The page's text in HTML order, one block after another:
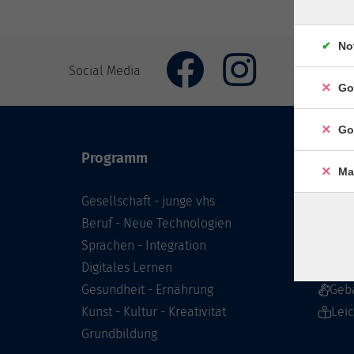
Social Media
Programm
Gesellschaft - junge vhs
Beruf - Neue Technologien
Sprachen - Integration
Digitales Lernen
Gesundheit - Ernährung
Kunst - Kultur - Kreativität
Grundbildung